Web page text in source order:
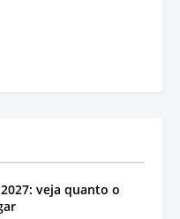
veja quanto o